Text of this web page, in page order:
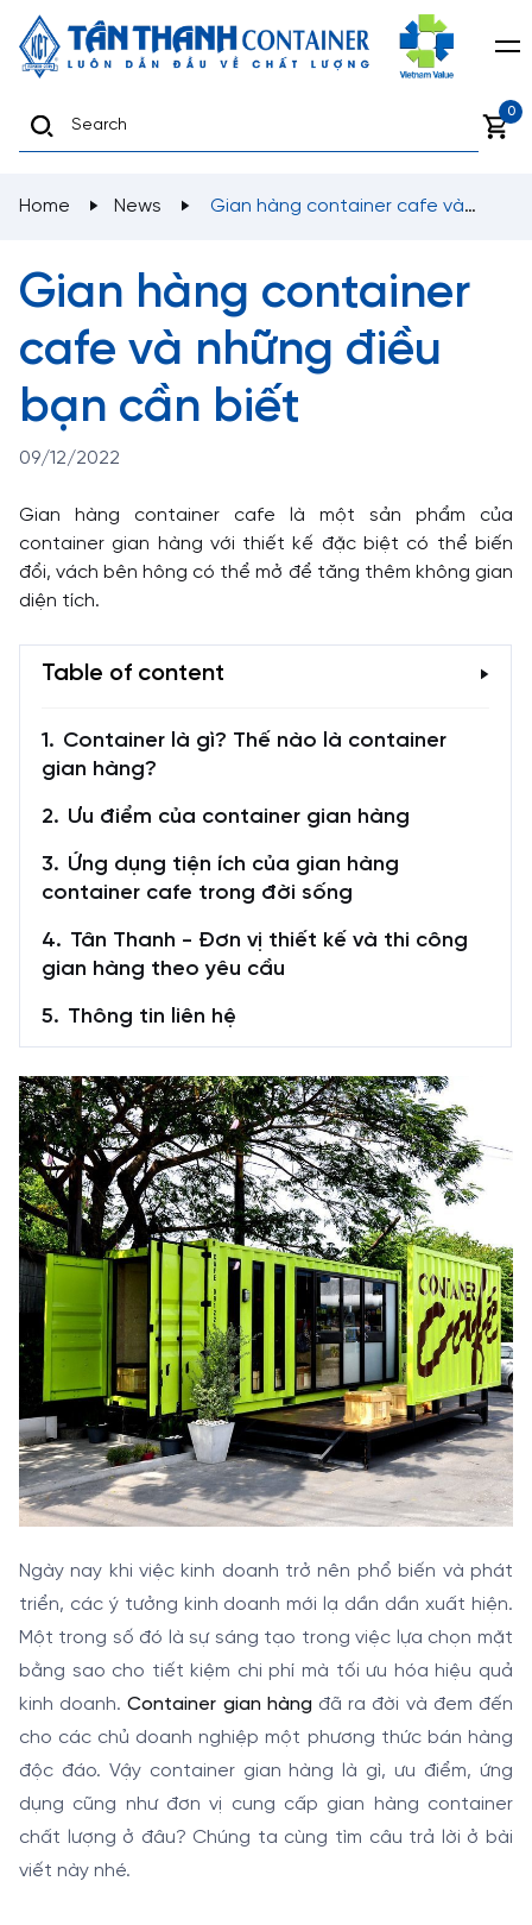
0
Home News
Gian hàng container
cafe và những điều
bạn cần biết
09/12/2022
Gian hàng container cafe là một sản phẩm của
container gian hàng với thiết kế đặc biệt có thể biến
đổi, vách bên hông có thể mở để tăng thêm không gian
diện tích.
Table of content
Container là gì? Thế nào là container
gian hàng?
Ưu điểm của container gian hàng
Ứng dụng tiện ích của gian hàng
container cafe trong đời sống
Tân Thanh - Đơn vị thiết kế và thi công
gian hàng theo yêu cầu
Thông tin liên hệ
Ngày nay khi việc kinh doanh trở nên phổ biến và phát
triển, các ý tưởng kinh doanh mới lạ dần dần xuất hiện.
Một trong số đó là sự sáng tạo trong việc lựa chọn mặt
bằng sao cho tiết kiệm chi phí mà tối ưu hóa hiệu quả
kinh doanh.Container gian hàng đã ra đời và đem đến
cho các chủ doanh nghiệp một phương thức bán hàng
độc đáo. Vậy container gian hàng là gì, ưu điểm, ứng
dụng cũng như đơn vị cung cấp gian hàng container
chất lượng ở đâu? Chúng ta cùng tìm câu trả lời ở bài
viết này nhé.